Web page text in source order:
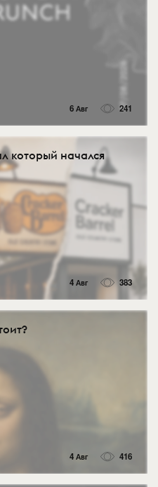
6 Авг 241
который начался
4 Авг 383
4 Авг 416